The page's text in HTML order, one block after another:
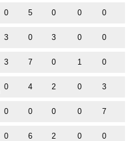
0 5 0 0 0
3 0 3 0 0
3 7 0 1 0
0 4 2 0 3
0 0 0 0 7
0 6 2 0 0